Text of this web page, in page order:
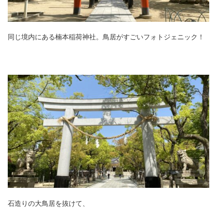
同じ境内にある楠本稲荷神社。鳥居がすごいフォトジェニック！
石造りの大鳥居を抜けて、